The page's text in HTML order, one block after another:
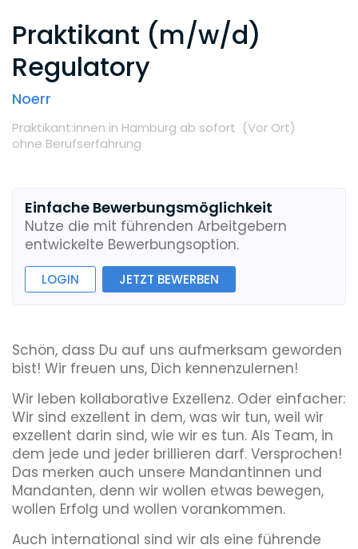
Praktikant (m/w/d)
Regulatory
Noerr
Praktikant:innen in Hamburg ab sofort (Vor Ort)
ohne Berufserfahrung
Einfache Bewerbungsmöglichkeit
Nutze die mit führenden Arbeitgebern
entwickelte Bewerbungsoption.
LOGIN JETZT BEWERBEN
Schön, dass Du auf uns aufmerksam geworden
bist! Wir freuen uns, Dich kennenzulernen!
Wir leben kollaborative Exzellenz. Oder einfacher:
Wir sind exzellent in dem, was wir tun, weil wir
exzellent darin sind, wie wir es tun. Als Team, in
dem jede und jeder brillieren darf. Versprochen!
Das merken auch unsere Mandantinnen und
Mandanten, denn wir wollen etwas bewegen,
wollen Erfolg und wollen vorankommen.
Auch international sind wir als eine führende